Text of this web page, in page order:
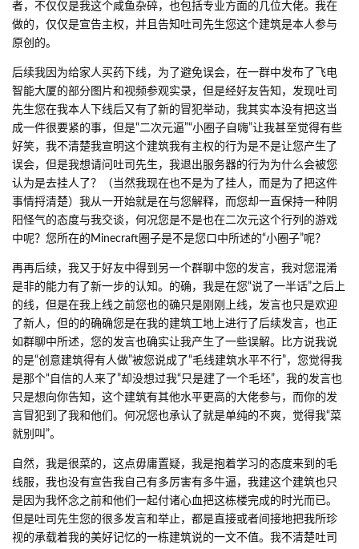
者，不仅仅是我这个咸鱼杂碎，也包括专业方面的几位大佬。我在
做的，仅仅是宣告主权，并且告知吐司先生您这个建筑是本人参与
原创的。
后续我因为给家人买药下线，为了避免误会，在一群中发布了飞电
智能大厦的部分图片和视频参观实录，但是经好友告知，发现吐司
先生您在我本人下线后又有了新的冒犯举动，我其实本没有把这当
成一件很要紧的事，但是“二次元逼”“小圈子自嗨”让我甚至觉得有些
好笑，我不清楚我宣明这个建筑我有主权的行为是不是让您产生了
误会，但是我想请问吐司先生，我退出服务器的行为为什么会被您
认为是去挂人了？（当然我现在也不是为了挂人，而是为了把这件
事情捋清楚）我从一开始就是在与您解释，而您却一直保持一种阴
阳怪气的态度与我交谈，何况您是不是也在二次元这个行列的游戏
中呢？您所在的Minecraft圈子是不是您口中所述的“小圈子”呢？
再再后续，我又于好友中得到另一个群聊中您的发言，我对您混淆
是非的能力有了新一步的认知。的确，我是在您“说了一半话”之后上
的线，但是在我上线之前您也的确只是刚刚上线，发言也只是欢迎
了新人，但的的确确您是在我的建筑工地上进行了后续发言，也正
如群聊中所述，您的发言也确实让我产生了一些误解。比方说我说
的是“创意建筑得有人做”被您说成了“毛线建筑水平不行”，您觉得我
是那个“自信的人来了”却没想过我“只是建了一个毛坯”，我的发言也
只是想向你告知，这个建筑有其他水平更高的大佬参与，而你的发
言冒犯到了我和他们。何况您也承认了就是单纯的不爽，觉得我“菜
就别叫”。
自然，我是很菜的，这点毋庸置疑，我是抱着学习的态度来到的毛
线服，我也没有宣告我自己有多厉害有多牛逼，我建这个建筑也只
是因为我怀念之前和他们一起付诸心血把这栋楼完成的时光而已。
但是吐司先生您的很多发言和举止，都是直接或者间接地把我所珍
视的承载着我的美好记忆的一栋建筑说的一文不值。我不清楚吐司